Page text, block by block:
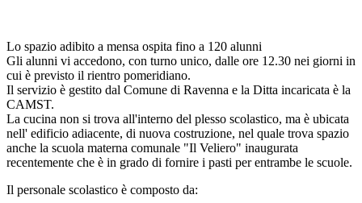
Lo spazio adibito a mensa ospita fino a 120 alunni
Gli alunni vi accedono, con turno unico, dalle ore 12.30 nei giorni in
cui è previsto il rientro pomeridiano.
Il servizio è gestito dal Comune di Ravenna e la Ditta incaricata è la
CAMST.
La cucina non si trova all'interno del plesso scolastico, ma è ubicata
nell' edificio adiacente, di nuova costruzione, nel quale trova spazio
anche la scuola materna comunale "Il Veliero" inaugurata
recentemente che è in grado di fornire i pasti per entrambe le scuole.
Il personale scolastico è composto da: